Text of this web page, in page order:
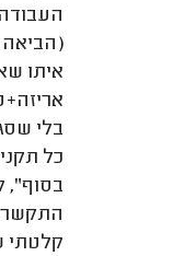
(הביאה
איתו
בלי
כל
בסוף",
קלטתי